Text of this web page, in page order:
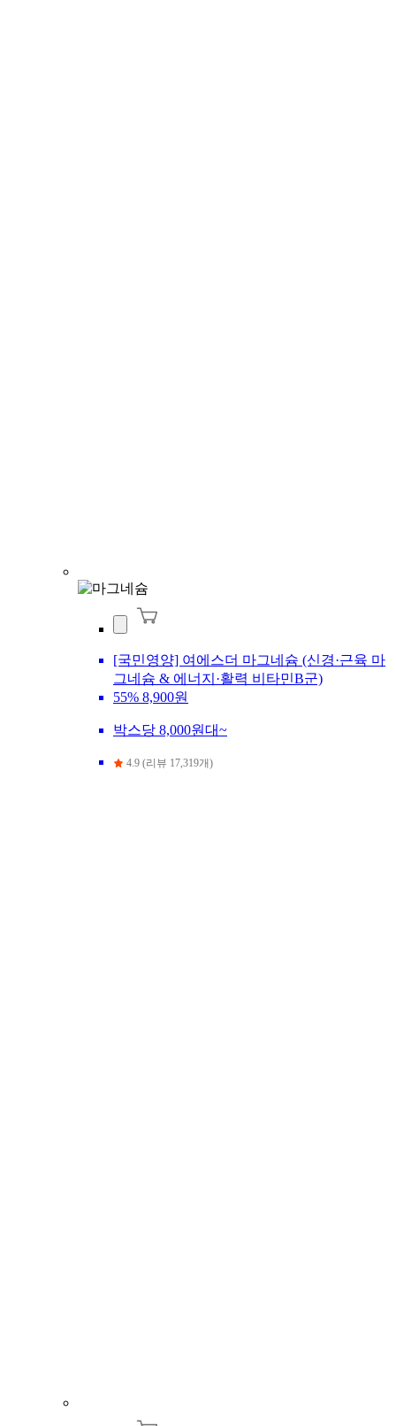
[국민영양] 여에스더 마그네슘 (신경·근육 마
그네슘 & 에너지·활력 비타민B군)
55% 8,900원
박스당 8,000원대~
4.9 (리뷰 17,319개)